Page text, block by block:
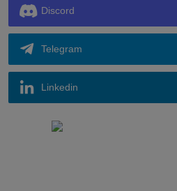
Discord
Telegram
Linkedin